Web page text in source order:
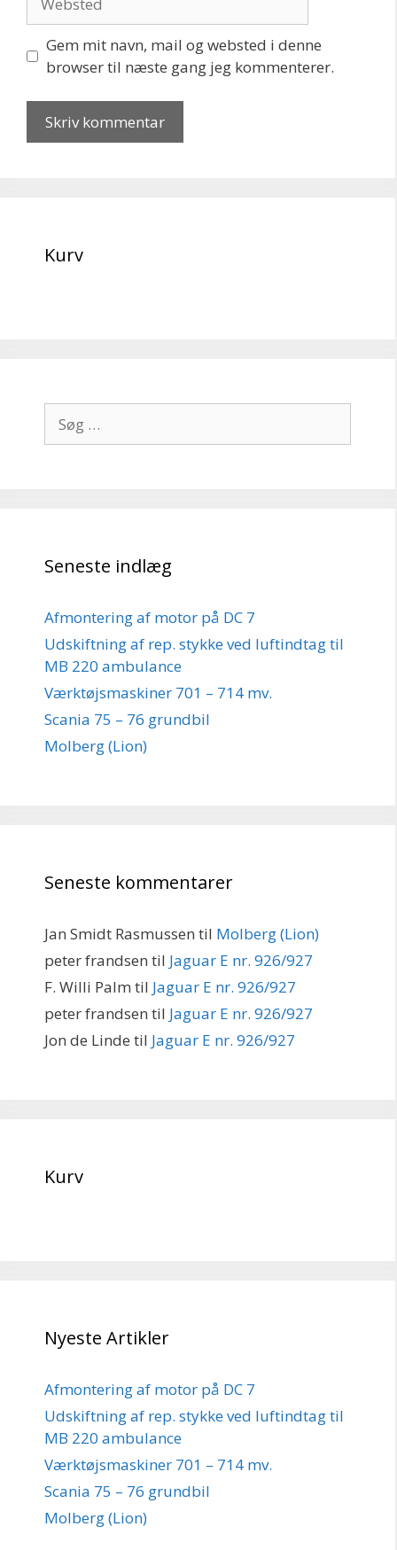
Gem mit navn, mail og websted i denne
browser til næste gang jeg kommenterer.
Kurv
efter:
Seneste indlæg
Afmontering af motor på DC 7
Udskiftning af rep. stykke ved luftindtag til
MB 220 ambulance
Værktøjsmaskiner 701 – 714 mv.
Scania 75 – 76 grundbil
Molberg (Lion)
Seneste kommentarer
Jan Smidt Rasmussen til Molberg (Lion)
peter frandsen til Jaguar E nr. 926/927
F. Willi Palm til Jaguar E nr. 926/927
peter frandsen til Jaguar E nr. 926/927
Jon de Linde til Jaguar E nr. 926/927
Kurv
Nyeste Artikler
Afmontering af motor på DC 7
Udskiftning af rep. stykke ved luftindtag til
MB 220 ambulance
Værktøjsmaskiner 701 – 714 mv.
Scania 75 – 76 grundbil
Molberg (Lion)